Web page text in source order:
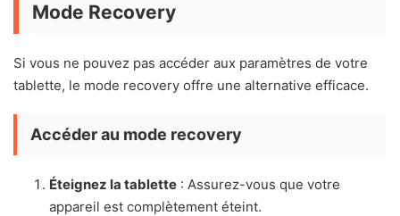
Mode Recovery
Si vous ne pouvez pas accéder aux paramètres de votre
tablette, le mode recovery offre une alternative efficace.
Accéder au mode recovery
Éteignez la tablette : Assurez-vous que votre
appareil est complètement éteint.